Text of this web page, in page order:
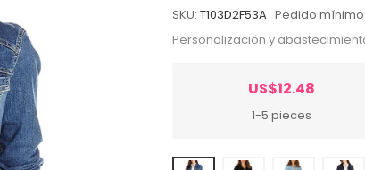
SKU: T103D2F53A Pedido mínimo:
Personalización y
US$12.48
1-5 pieces